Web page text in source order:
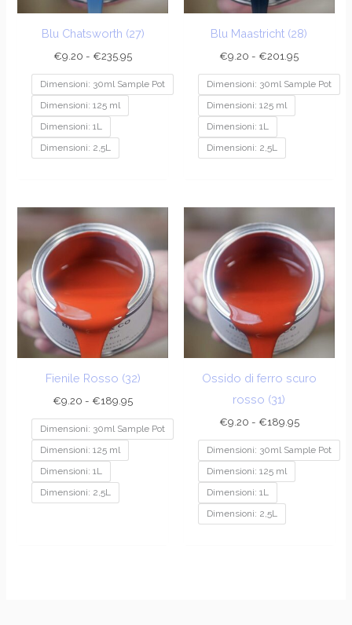
Blu Chatsworth (27)
€9.20 - €235.95
Dimensioni: 30ml Sample Pot
Dimensioni: 125 ml
Dimensioni: 1L
Dimensioni: 2,5L
Blu Maastricht (28)
€9.20 - €201.95
Dimensioni: 30ml Sample Pot
Dimensioni: 125 ml
Dimensioni: 1L
Dimensioni: 2,5L
Fienile Rosso (32)
€9.20 - €189.95
prezzo:
da
€9.20
€189.95
Dimensioni: 30ml Sample Pot
Dimensioni: 125 ml
Dimensioni: 1L
Dimensioni: 2,5L
Ossido di ferro scuro
rosso (31)
€9.20 - €189.95
prezzo:
da
€9.20
a
€189.95
Dimensioni: 30ml Sample Pot
Dimensioni: 125 ml
Dimensioni: 1L
Dimensioni: 2,5L